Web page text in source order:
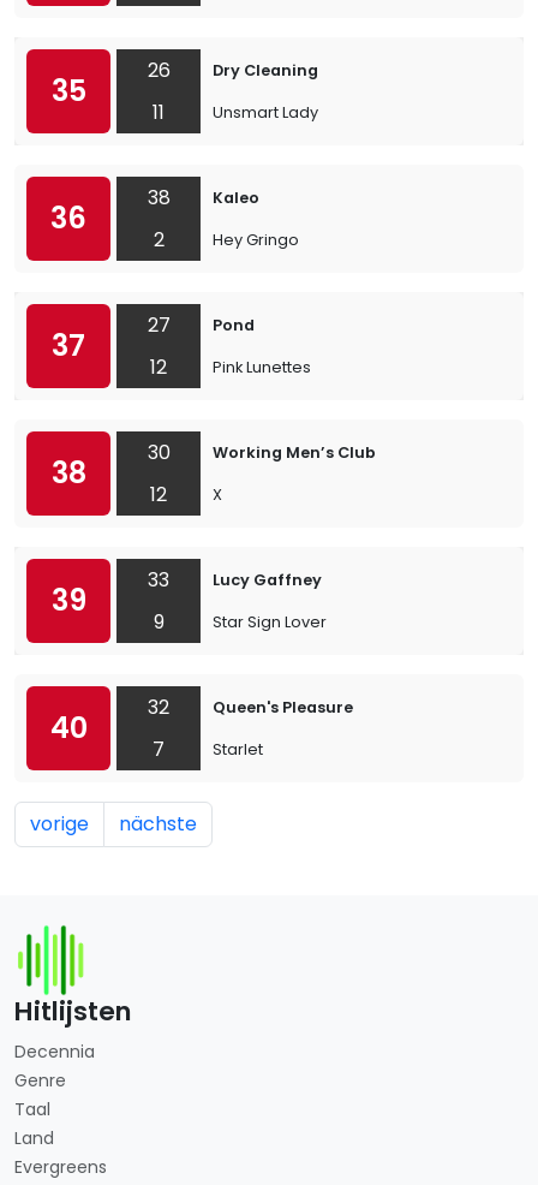
35
26
11
Dry Cleaning
Unsmart Lady
36
38
2
Kaleo
Hey Gringo
37
27
12
Pond
Pink Lunettes
38
30
12
Working Men’s Club
X
39
33
9
Lucy Gaffney
Star Sign Lover
40
32
7
Queen's Pleasure
Starlet
vorige nächste
Hitlijsten
Decennia
Genre
Taal
Land
Evergreens